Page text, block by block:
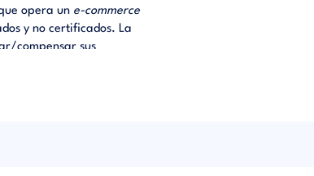
opera un e-commerce
y no certificados. La
compensar sus
digital, comprando